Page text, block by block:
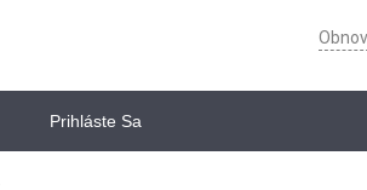
Prihláste Sa